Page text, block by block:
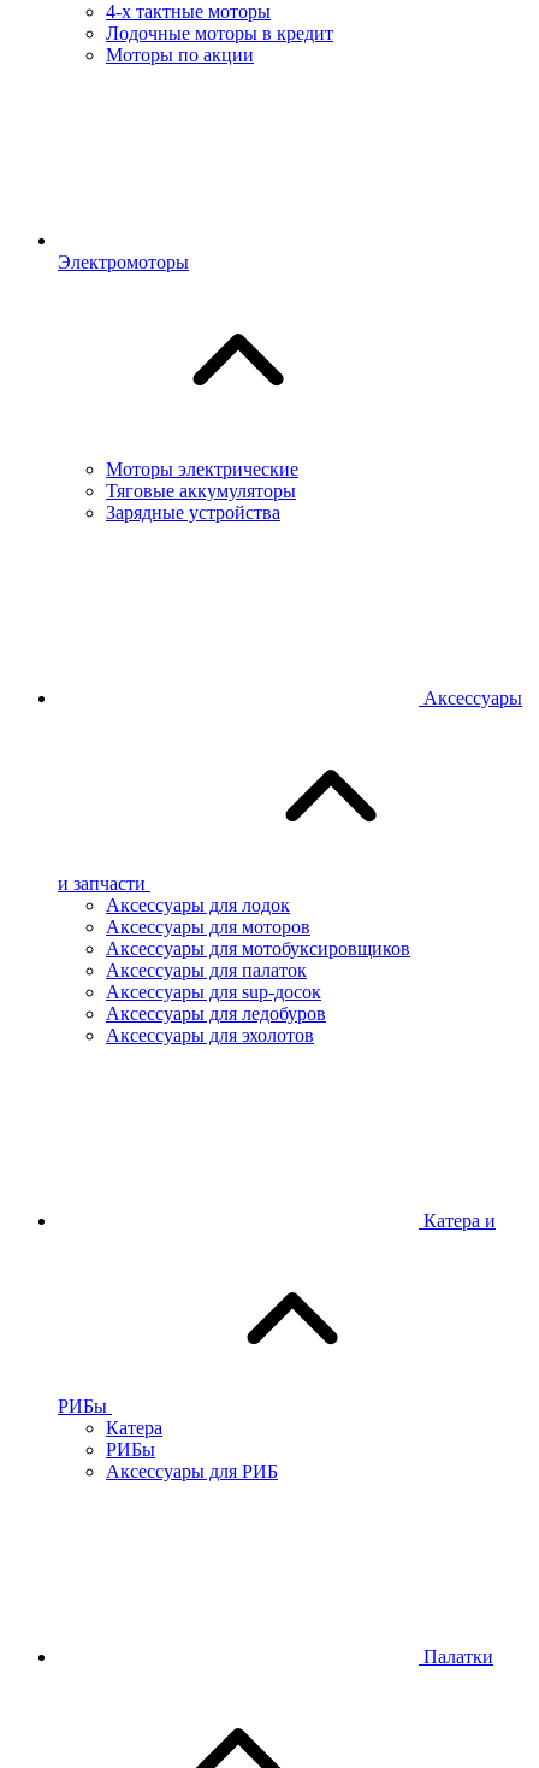
4-х тактные моторы
Лодочные моторы в кредит
Моторы по акции
Электромоторы
Моторы электрические
Тяговые аккумуляторы
Зарядные устройства
Аксессуары
и запчасти
Аксессуары для лодок
Аксессуары для моторов
Аксессуары для мотобуксировщиков
Аксессуары для палаток
Аксессуары для sup-досок
Аксессуары для ледобуров
Аксессуары для эхолотов
Катера и
РИБы
Катера
РИБы
Аксессуары для РИБ
Палатки